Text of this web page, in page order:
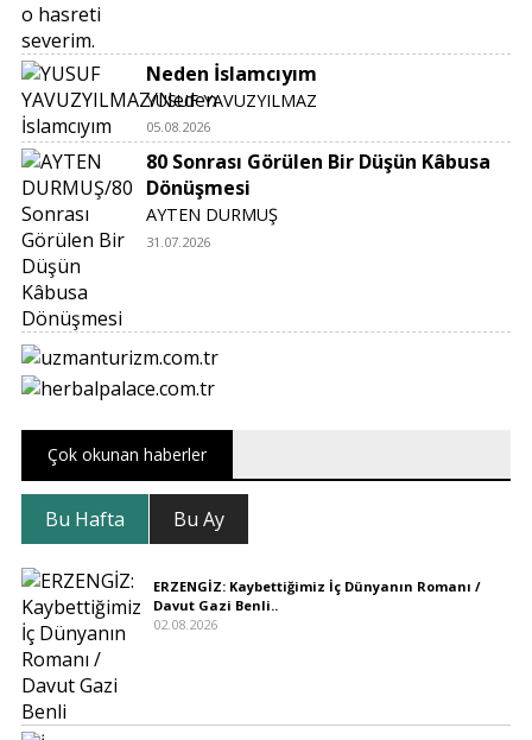
Neden İslamcıyım
YUSUF YAVUZYILMAZ
05.08.2026
80 Sonrası Görülen Bir Düşün Kâbusa
Dönüşmesi
AYTEN DURMUŞ
31.07.2026
Çok okunan haberler
Bu Hafta Bu Ay
ERZENGİZ: Kaybettiğimiz İç Dünyanın Romanı /
Davut Gazi Benli..
02.08.2026